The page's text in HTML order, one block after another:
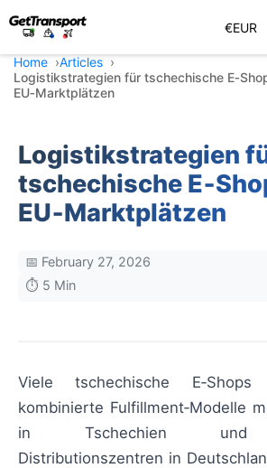
€EUR
Home
Articles
Logistikstrategien für tschechische
EU‑Marktplätzen
Logistikstrategien
tschechische
EU‑Marktplätzen
📅 February 27, 2026
⏱️ 5 Min
Viele tschechische
kombinierte Fulfillment‑Modelle
in Tschechien und
Distributionszentren in